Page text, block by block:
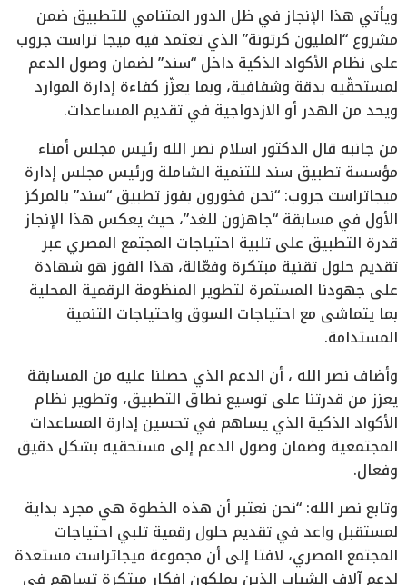
ويأتي هذا الإنجاز في ظل الدور المتنامي للتطبيق ضمن
مشروع “المليون كرتونة” الذي تعتمد فيه ميجا تراست جروب
على نظام الأكواد الذكية داخل “سند” لضمان وصول الدعم
لمستحقّيه بدقة وشفافية، وبما يعزّز كفاءة إدارة الموارد
ويحد من الهدر أو الازدواجية في تقديم المساعدات.
من جانبه قال الدكتور اسلام نصر الله رئيس مجلس أمناء
مؤسسة تطبيق سند للتنمية الشاملة ورئيس مجلس إدارة
ميجاتراست جروب: “نحن فخورون بفوز تطبيق “سند” بالمركز
الأول في مسابقة “جاهزون للغد”، حيث يعكس هذا الإنجاز
قدرة التطبيق على تلبية احتياجات المجتمع المصري عبر
تقديم حلول تقنية مبتكرة وفعّالة، هذا الفوز هو شهادة
على جهودنا المستمرة لتطوير المنظومة الرقمية المحلية
بما يتماشى مع احتياجات السوق واحتياجات التنمية
المستدامة.
وأضاف نصر الله ، أن الدعم الذي حصلنا عليه من المسابقة
يعزز من قدرتنا على توسيع نطاق التطبيق، وتطوير نظام
الأكواد الذكية الذي يساهم في تحسين إدارة المساعدات
المجتمعية وضمان وصول الدعم إلى مستحقيه بشكل دقيق
وفعال.
وتابع نصر الله: “نحن نعتبر أن هذه الخطوة هي مجرد بداية
لمستقبل واعد في تقديم حلول رقمية تلبي احتياجات
المجتمع المصري، لافتا إلى أن مجموعة ميجاتراست مستعدة
لدعم آلاف الشباب الذين يملكون افكار مبتكرة تساهم في